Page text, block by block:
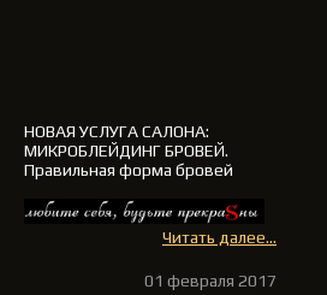
НОВАЯ УСЛУГА САЛОНА:
МИКРОБЛЕЙДИНГ БРОВЕЙ.
Правильная форма бровей
Читать далее...
01 февраля 2017